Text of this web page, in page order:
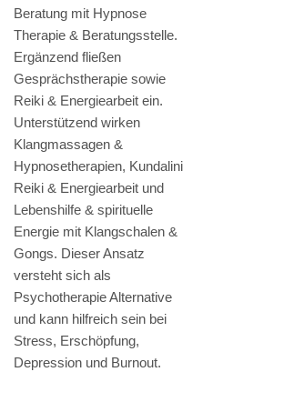
Beratung mit Hypnose
Therapie & Beratungsstelle.
Ergänzend fließen
Gesprächstherapie sowie
Reiki & Energiearbeit ein.
Unterstützend wirken
Klangmassagen &
Hypnosetherapien, Kundalini
Reiki & Energiearbeit und
Lebenshilfe & spirituelle
Energie mit Klangschalen &
Gongs. Dieser Ansatz
versteht sich als
Psychotherapie Alternative
und kann hilfreich sein bei
Stress, Erschöpfung,
Depression und Burnout.